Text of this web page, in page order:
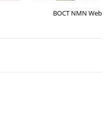
BOCT NMN Web